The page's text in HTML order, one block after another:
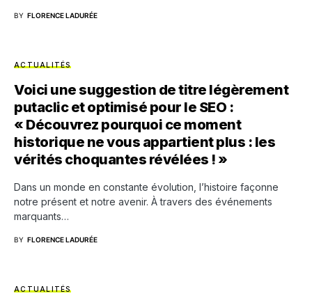
BY FLORENCE LADURÉE
ACTUALITÉS
Voici une suggestion de titre légèrement
putaclic et optimisé pour le SEO :
« Découvrez pourquoi ce moment
historique ne vous appartient plus : les
vérités choquantes révélées ! »
Dans un monde en constante évolution, l’histoire façonne
notre présent et notre avenir. À travers des événements
marquants…
BY FLORENCE LADURÉE
ACTUALITÉS